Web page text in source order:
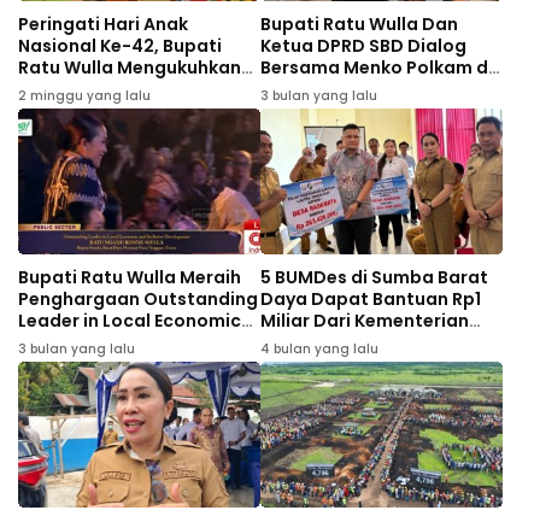
Peringati Hari Anak
Nasional Ke-42, Bupati
Ratu Wulla Mengukuhkan
Pengurus Forum Anak Yang
Baru
2 minggu yang lalu
Bupati Ratu Wulla Dan
Ketua DPRD SBD Dialog
Bersama Menko Polkam di
Lombok Barat
3 bulan yang lalu
Bupati Ratu Wulla Meraih
Penghargaan Outstanding
Leader in Local Economic
and Inclusive Development
3 bulan yang lalu
5 BUMDes di Sumba Barat
Daya Dapat Bantuan Rp1
Miliar Dari Kementerian
Kelautan dan Perikanan
4 bulan yang lalu